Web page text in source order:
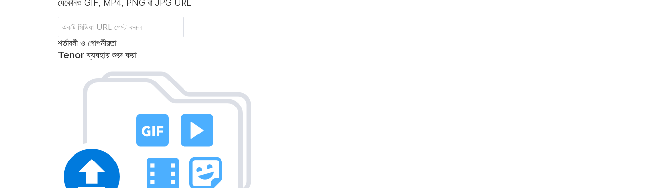
যেকোনও GIF, MP4, PNG বা JPG URL
শর্তাবলী ও গোপনীয়তা
Tenor ব্যবহার শুরু করা